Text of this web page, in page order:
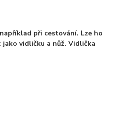
při cestování. Lze ho
vidličku a nůž. Vidlička